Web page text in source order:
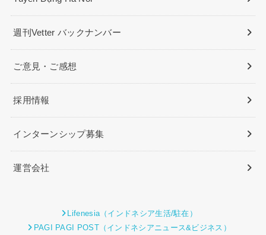
週刊Vetter バックナンバー
ご意見・ご感想
採用情報
インターンシップ募集
運営会社
Lifenesia（インドネシア生活/駐在）
PAGI PAGI POST（インドネシアニュース&ビジネス）